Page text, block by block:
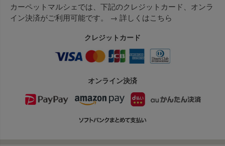
カーペットマルシェでは、下記のクレジットカード、オンラ
イン決済がご利用可能です。 → 詳しくはこちら
クレジットカード
オンライン決済